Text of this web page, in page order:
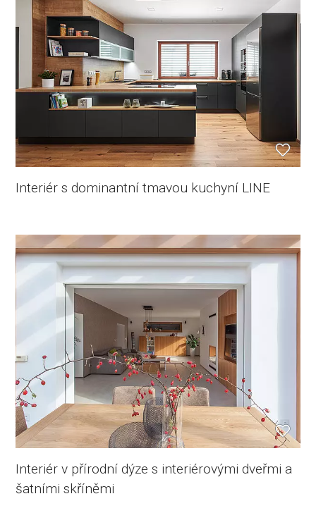
Interiér s dominantní tmavou kuchyní LINE
Interiér v přírodní dýze s interiérovými dveřmi a
šatními skříněmi